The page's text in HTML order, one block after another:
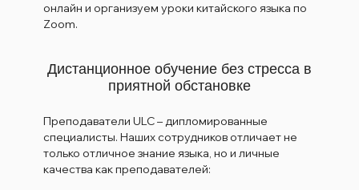
онлайн и организуем уроки китайского языка по
Zoom.
Дистанционное обучение без стресса в
приятной обстановке
Преподаватели ULC – дипломированные
специалисты. Наших сотрудников отличает не
только отличное знание языка, но и личные
качества как преподавателей: